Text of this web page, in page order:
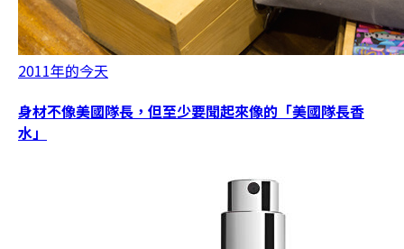
2011年的今天
身材不像美國隊長，但至少要聞起來像的「美國隊長香
水」